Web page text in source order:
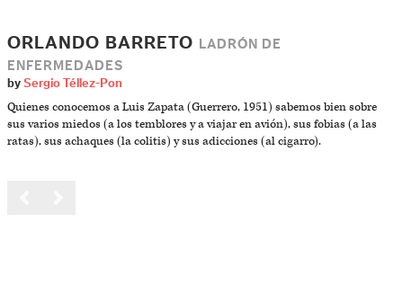
ORLANDO BARRETO
LADRÓN DE
ENFERMEDADES
by Sergio Téllez-Pon
Quienes conocemos a Luis Zapata (Guerrero, 1951) sabemos bien sobre
sus varios miedos (a los temblores y a viajar en avión), sus fobias (a las
ratas), sus achaques (la colitis) y sus adicciones (al cigarro).